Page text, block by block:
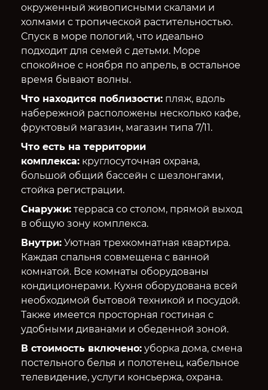
окруженный живописными скалами и
холмами с тропической растительностью.
Спуск в море пологий, что идеально
подходит для семей с детьми. Море
спокойное с ноября по апрель, в остальное
время бывают волны.
Что находится поблизости:пляж, вдоль
набережной расположены несколько кафе,
фруктовый магазин, магазин типа 7/11.
Что есть на территории
комплекса:круглосуточная охрана,
большой общий бассейн с шезлонгами,
стойка регистрации.
Снаружи:терраса со столом, прямой выход
в общую зону комплекса.
Внутри:Уютная трехкомнатная квартира.
Каждая спальня совмещена с ванной
комнатой. Все комнаты оборудованы
кондиционерами. Кухня оборудована всей
необходимой бытовой техникой и посудой.
Также имеется просторная гостиная с
удобными диванами и обеденной зоной.
В стоимость включено:уборка дома, смена
постельного белья и полотенец, кабельное
телевидение, услуги консьержа, охрана.